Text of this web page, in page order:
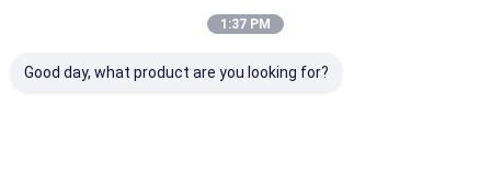
1:37 PM
Good day, what product are you looking for?